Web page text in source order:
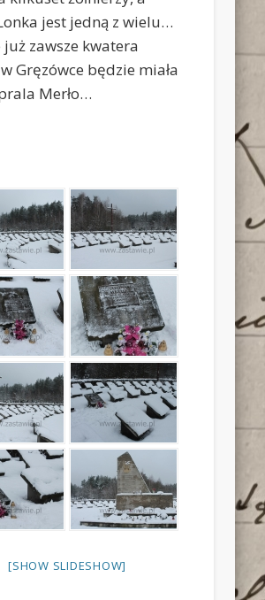
jest jedną z wielu…
zawsze kwatera
Gręzówce będzie miała
Merło…
[SHOW SLIDESHOW]